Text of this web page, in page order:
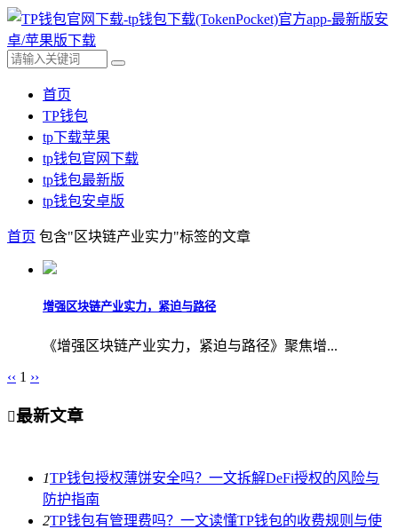
首页
TP钱包
tp下载苹果
tp钱包官网下载
tp钱包最新版
tp钱包安卓版
首页 包含"区块链产业实力"标签的文章
增强区块链产业实力，紧迫与路径
《增强区块链产业实力，紧迫与路径》聚焦增...
‹‹ 1 ››
最新文章
1TP钱包授权薄饼安全吗？一文拆解DeFi授权的风险与
防护指南
2TP钱包有管理费吗？一文读懂TP钱包的收费规则与使